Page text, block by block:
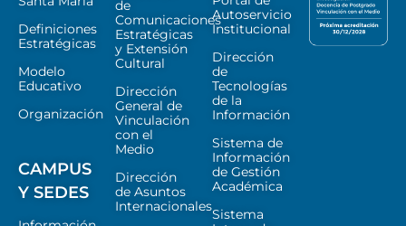
Definiciones
Estratégicas
Modelo
Educativo
Organización
CAMPUS
Y SEDES
de
Comunicaciones
Estratégicas
y Extensión
Cultural
Dirección
General de
Vinculación
con el
Medio
Dirección
de Asuntos
Internacionales
Autoservicio
Institucional
Dirección
de
Tecnologías
de la
Información
Sistema de
Información
de Gestión
Académica
Sistema